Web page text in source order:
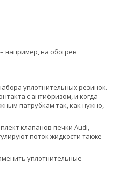
например, на обогрев
уплотнительных резинок.
с антифризом, и когда
патрубкам так, как нужно,
клапанов печки Audi,
поток жидкости также
уплотнительные